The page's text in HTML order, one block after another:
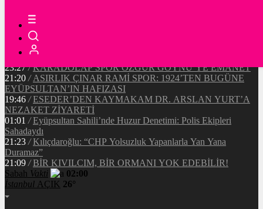
/ MHP EYÜPSULTAN TEŞKİLATI’NIN ACI GÜNÜ
13:33
/ BAŞKAN DR. MİTHAT BÜLENT ÖZMEN’DEN
KAMUOYUNA AÇIKLAMA
Makyaj Sanatçısı Uzay Damla Yıldız, Uluslararası
Başarılarıyla Türkiye’yi Temsil Ediyor
23:27 / KARADOLAP SPOR ÖZGÜR GÖYNÜ’YE EMANET
21:20 / ASIRLIK ÇINAR RAMİ SPOR: 1924’TEN BUGÜNE
EYÜPSULTAN’IN HAFIZASI
19:46 / ESEDER’DEN KAYMAKAM DR. ARSLAN YURT’A
NEZAKET ZİYARETİ
01:01 / Eyüpsultan Sahili’nde Huzur Denetimi: Polis Ekipleri
Sahadaydı
21:23 / Kılıçdaroğlu: “CHP Yolsuzluk Yapanlarla Yan Yana
Duramaz”
21:09 / BİR KIVILCIM, BİR ORMANI YOK EDEBİLİR!
Sabah Vakti
02:00
İstanbul AÇIK 26°